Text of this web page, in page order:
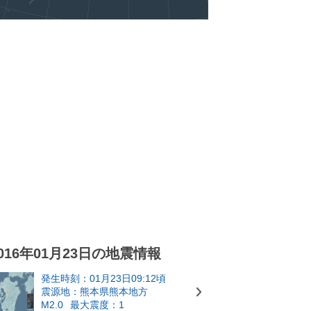
年01月23日の地震情報
発生時刻：01月23日09:12頃
震源地：熊本県熊本地方
M2.0
最大震度：1